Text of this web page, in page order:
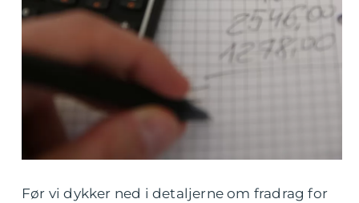
Før vi dykker ned i detaljerne om fradrag for